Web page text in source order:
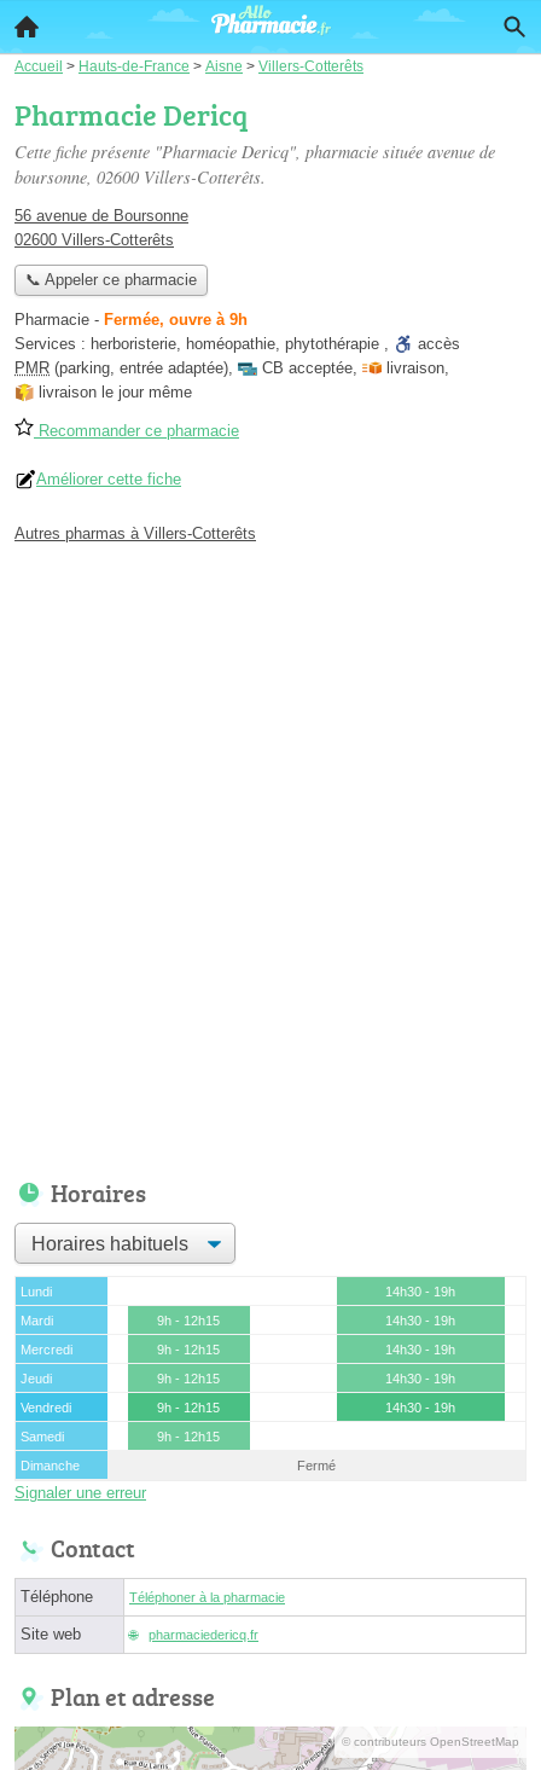
Accueil > Hauts-de-France > Aisne > Villers-Cotterêts
Pharmacie Dericq
Cette fiche présente "Pharmacie Dericq", pharmacie située avenue de
boursonne, 02600 Villers-Cotterêts.
56 avenue de Boursonne
02600 Villers-Cotterêts
📞 Appeler ce pharmacie
Pharmacie - Fermée, ouvre à 9h
Services : herboristerie, homéopathie, phytothérapie ,
accès
PMR (parking, entrée adaptée), CB acceptée, livraison,
livraison le jour même
Recommander ce pharmacie
Améliorer cette fiche
Autres pharmas à Villers-Cotterêts
Horaires
Lundi
14h30 - 19h
Mardi
9h - 12h15
14h30 - 19h
Mercredi
9h - 12h15
14h30 - 19h
Jeudi
9h - 12h15
14h30 - 19h
Vendredi
9h - 12h15
14h30 - 19h
Samedi
9h - 12h15
Dimanche
Fermé
Signaler une erreur
Contact
Téléphone Téléphoner à la pharmacie
Site web pharmaciedericq.fr
Plan et adresse
© contributeurs OpenStreetMap